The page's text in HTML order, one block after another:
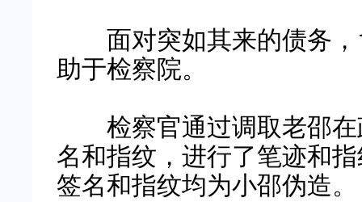
面对突如其来的债务，
助于检察院。
检察官通过调取老邵在
名和指纹，进行了笔迹和
签名和指纹均为小邵伪造。